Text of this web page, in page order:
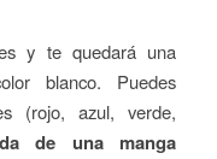
y te quedará una
blanco. Puedes
(rojo, azul, verde,
de una manga